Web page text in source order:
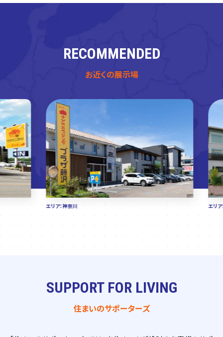
RECOMMENDED
お近くの展示場
エリア：神奈川 エリア：
SUPPORT FOR LIVING
住まいのサポーターズ